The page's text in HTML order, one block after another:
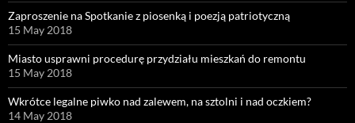
Zaproszenie na Spotkanie z piosenką i poezją patriotyczną
15 May 2018
Miasto usprawni procedurę przydziału mieszkań do remontu
15 May 2018
Wkrótce legalne piwko nad zalewem, na sztolni i nad oczkiem?
14 May 2018